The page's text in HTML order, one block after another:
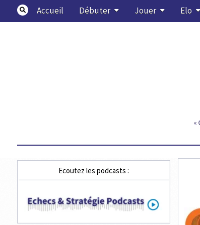
content
Accueil Débuter Jouer Elo
Ecoutez les podcasts :